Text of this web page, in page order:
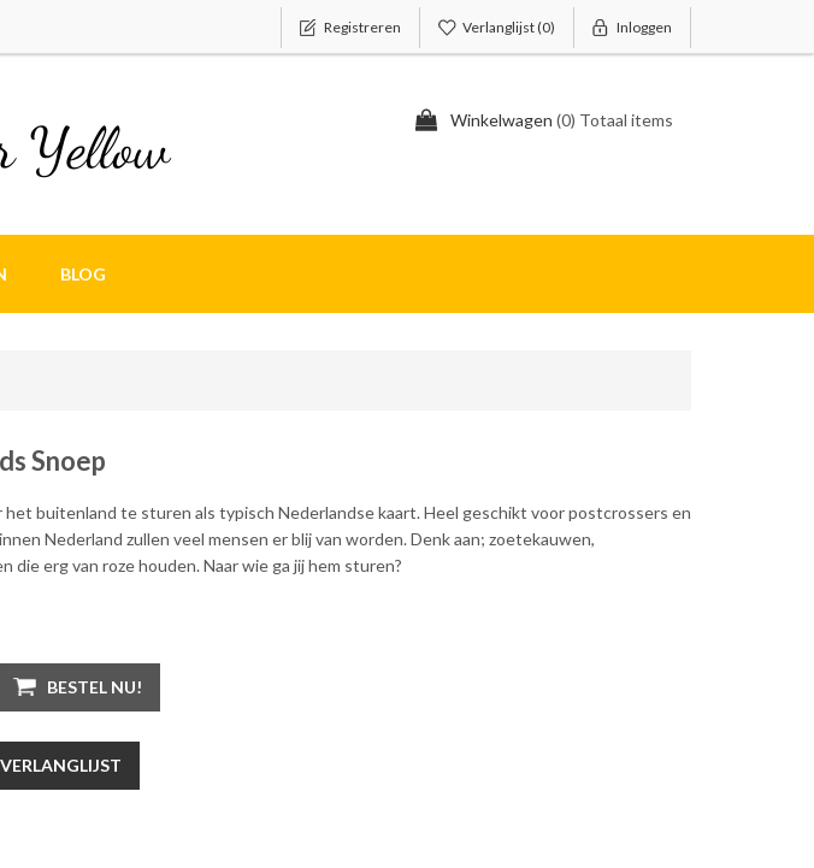
Registreren Verlanglijst(0) Inloggen
Winkelwagen (0) Totaal items
BLOG
Snoep
het buitenland te sturen als typisch Nederlandse kaart. Heel geschikt voor postcrossers en
Nederland zullen veel mensen er blij van worden. Denk aan; zoetekauwen,
die erg van roze houden. Naar wie ga jij hem sturen?
BESTEL NU!